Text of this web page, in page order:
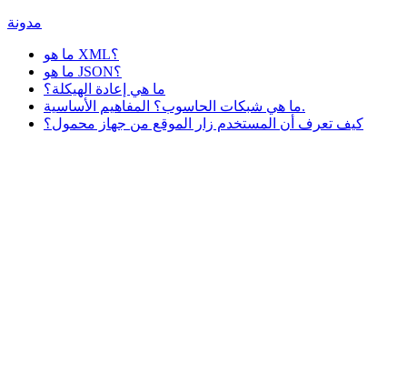
مدونة
ما هو XML؟
ما هو JSON؟
ما هي إعادة الهيكلة؟
ما هي شبكات الحاسوب؟ المفاهيم الأساسية.
كيف تعرف أن المستخدم زار الموقع من جهاز محمول؟